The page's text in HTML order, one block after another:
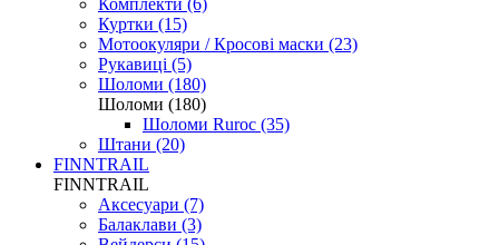
Комплекти (6)
Куртки (15)
Мотоокуляри / Кросові маски (23)
Рукавиці (5)
Шоломи (180)
Шоломи (180)
Шоломи Ruroc (35)
Штани (20)
FINNTRAIL
FINNTRAIL
Аксесуари (7)
Балаклави (3)